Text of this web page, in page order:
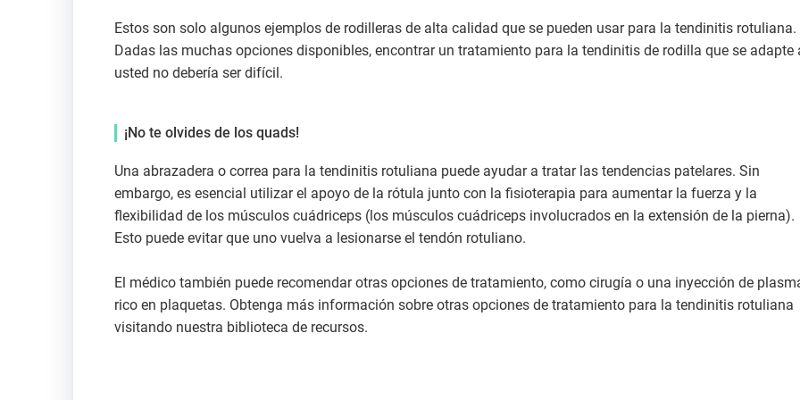
Estos son solo algunos ejemplos de rodilleras de alta calidad que se pueden usar para la tendinitis rotuliana.
Dadas las muchas opciones disponibles, encontrar un tratamiento para la tendinitis de rodilla que se adapte
usted no debería ser difícil.
¡No te olvides de los quads!
Una abrazadera o correa para la tendinitis rotuliana puede ayudar a tratar las tendencias patelares. Sin
embargo, es esencial utilizar el apoyo de la rótula junto con la fisioterapia para aumentar la fuerza y la
flexibilidad de los músculos cuádriceps (los músculos cuádriceps involucrados en la extensión de la pierna).
Esto puede evitar que uno vuelva a lesionarse el tendón rotuliano.
El médico también puede recomendar otras opciones de tratamiento, como cirugía o una inyección de
rico en plaquetas. Obtenga más información sobre otras opciones de tratamiento para la tendinitis rotuliana
visitando nuestra biblioteca de recursos.